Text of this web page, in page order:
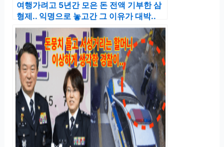
여행가려고 5년간 모은 돈 전액 기부한 삼
형제.. 익명으로 놓고간 그 이유가 대박..